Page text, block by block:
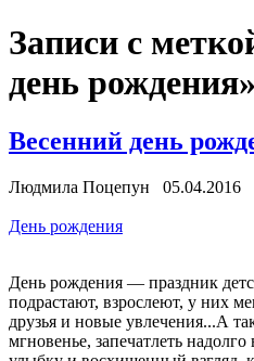
Записи с
день рождения»
Весенний день
Людмила Поцепун 05.04.2016
День рождения
День рождения — праздник
подрастают, взрослеют, у них
друзья и новые увлечения...А
мгновенье, запечатлеть